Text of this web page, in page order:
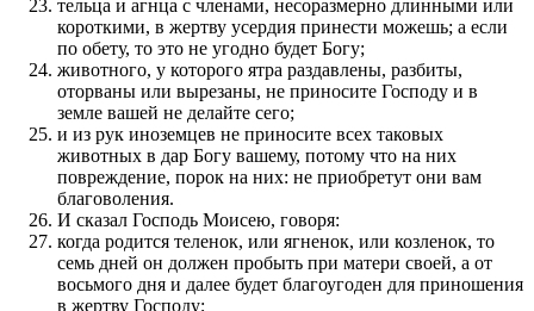
тельца и агнца с членами, несоразмерно длинными или
короткими, в жертву усердия принести можешь; а если
по обету, то это не угодно будет Богу;
животного, у которого ятра раздавлены, разбиты,
оторваны или вырезаны, не приносите Господу и в
земле вашей не делайте сего;
и из рук иноземцев не приносите всех таковых
животных в дар Богу вашему, потому что на них
повреждение, порок на них: не приобретут они вам
благоволения.
И сказал Господь Моисею, говоря:
когда родится теленок, или ягненок, или козленок, то
семь дней он должен пробыть при матери своей, а от
восьмого дня и далее будет благоугоден для приношения
в жертву Господу;